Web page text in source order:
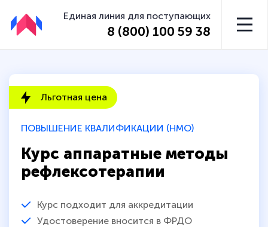
Единая линия для поступающих
8 (800) 100 59 38
ПОВЫШЕНИЕ КВАЛИФИКАЦИИ (НМО)
Курс аппаратные методы
рефлексотерапии
Курс подходит для аккредитации
Удостоверение вносится в ФРДО
Льготная цена